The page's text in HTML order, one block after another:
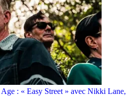
: « Easy Street » avec Nikki Lane,